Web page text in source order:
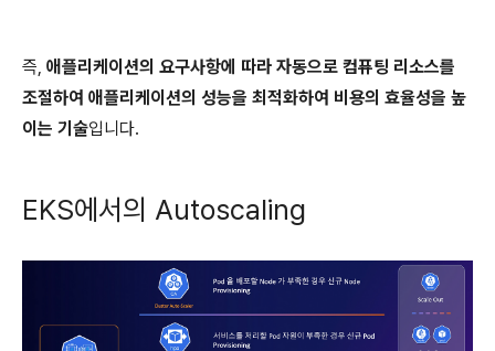
즉, 애플리케이션의 요구사항에 따라 자동으로 컴퓨팅 리소스를
조절하여 애플리케이션의 성능을 최적화하여 비용의 효율성을 높
이는 기술입니다.
EKS에서의 Autoscaling